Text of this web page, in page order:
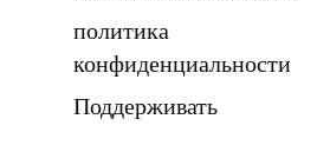
политика
конфиденциальности
Поддерживать